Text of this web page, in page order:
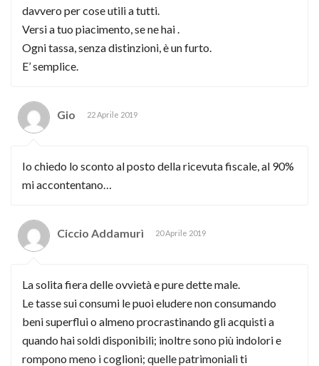
davvero per cose utili a tutti.
Versi a tuo piacimento, se ne hai .
Ogni tassa, senza distinzioni, è un furto.
E’ semplice.
Gio 22 Aprile 2019
Io chiedo lo sconto al posto della ricevuta fiscale, al 90%
mi accontentano…
Ciccio Addamurì 20 Aprile 2019
La solita fiera delle ovvietà e pure dette male.
Le tasse sui consumi le puoi eludere non consumando
beni superflui o almeno procrastinando gli acquisti a
quando hai soldi disponibili; inoltre sono più indolori e
rompono meno i coglioni; quelle patrimoniali ti